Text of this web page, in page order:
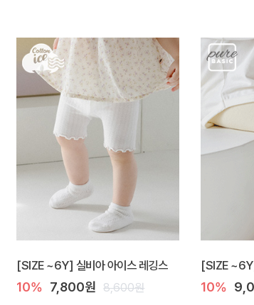
[SIZE ~6Y] 실비아 아이스 레깅스
10% 7,800원 8,600원
[SIZE
10%